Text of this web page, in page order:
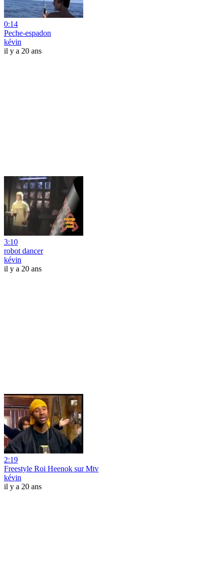
0:14
Peche-espadon
kévin
il y a 20 ans
3:10
robot dancer
kévin
il y a 20 ans
2:19
Freestyle Roi Heenok sur Mtv
kévin
il y a 20 ans